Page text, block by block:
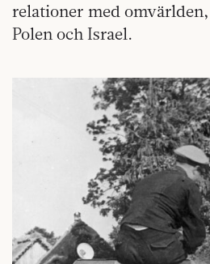
relationer med
Polen och Israel.